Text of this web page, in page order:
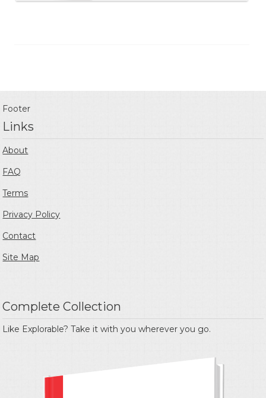
Footer
Links
About
FAQ
Terms
Privacy Policy
Contact
Site Map
Complete Collection
Like Explorable? Take it with you wherever you go.